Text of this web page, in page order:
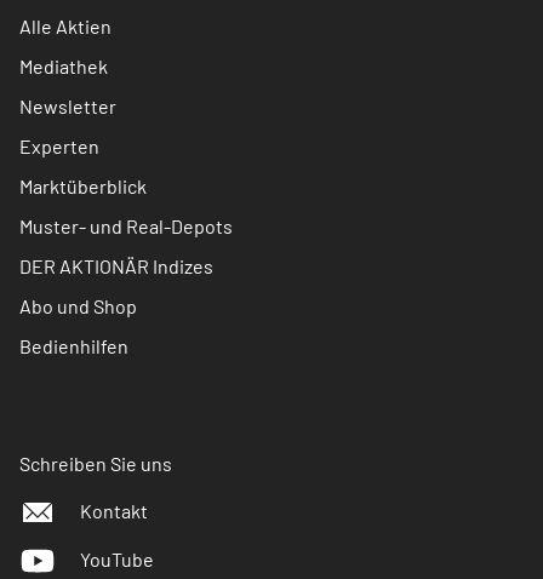
Alle Aktien
Mediathek
Newsletter
Experten
Marktüberblick
Muster- und Real-Depots
DER AKTIONÄR Indizes
Abo und Shop
Bedienhilfen
Schreiben Sie uns
Kontakt
YouTube